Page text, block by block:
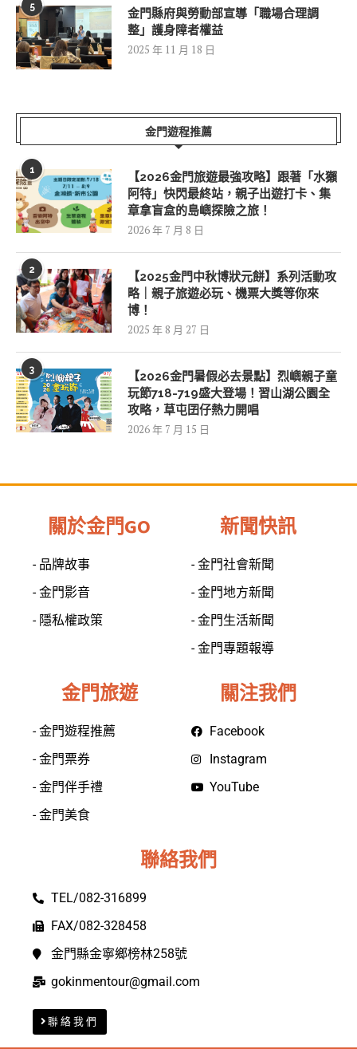
5
金門縣府與勞動部宣導「職場合理調
整」護身障者權益
2025 年 11 月 18 日
金門遊程推薦
1
【2026金門旅遊最強攻略】跟著「水獺
阿特」快閃最終站，親子出遊打卡、集
章拿盲盒的島嶼探險之旅！
2026 年 7 月 8 日
2
【2025金門中秋博狀元餅】系列活動攻
略｜親子旅遊必玩、機票大獎等你來
博！
2025 年 8 月 27 日
3
【2026金門暑假必去景點】烈嶼親子童
玩節718-719盛大登場！習山湖公園全
攻略，草屯囝仔熱力開唱
2026 年 7 月 15 日
關於金門GO
- 品牌故事
- 金門影音
- 隱私權政策
新聞快訊
- 金門社會新聞
- 金門地方新聞
- 金門生活新聞
- 金門專題報導
金門旅遊
- 金門遊程推薦
- 金門票券
- 金門伴手禮
- 金門美食
關注我們
Facebook
Instagram
YouTube
聯絡我們
TEL/082-316899
FAX/082-328458
金門縣金寧鄉榜林258號
gokinmentour@gmail.com
聯絡我們